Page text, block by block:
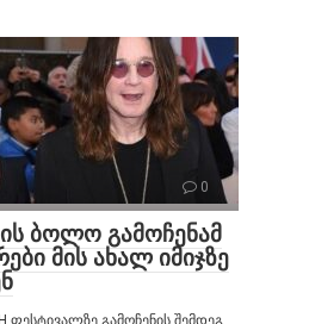
0
ბოლო გამოჩენამ
მის ახალ იმიჯზე
ფესტივალზე გამოჩენის შემდეგ